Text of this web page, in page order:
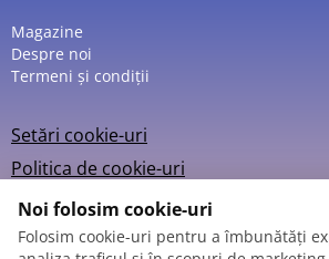
Magazine
Despre noi
Termeni și condiții
Setări cookie-uri
Politica de cookie-uri
Noi folosim cookie-uri
Folosim cookie-uri pentru a îmbunătăți